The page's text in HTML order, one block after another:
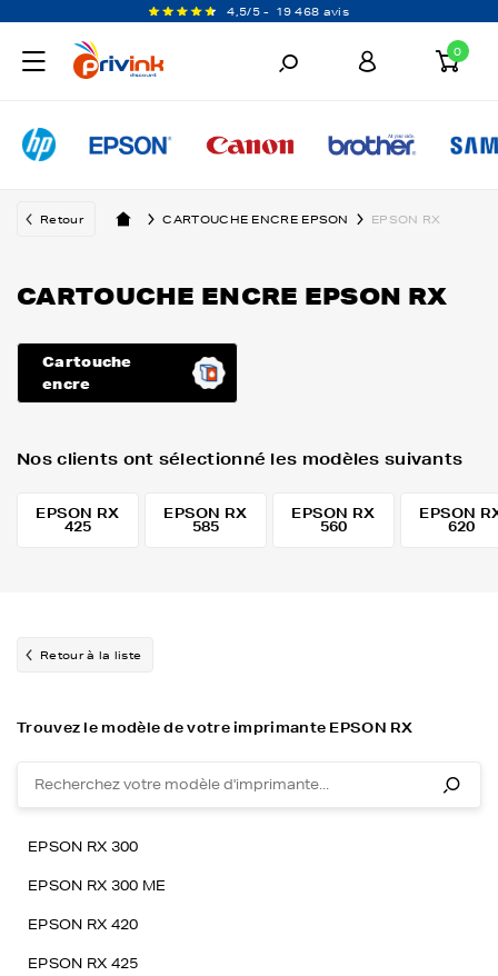
4,5/5 - 19 468 avis
0
Retour CARTOUCHE ENCRE EPSON EPSON RX
CARTOUCHE ENCRE EPSON RX
Cartouche
encre
Nos clients ont sélectionné les modèles suivants
EPSON RX
425
EPSON RX
585
EPSON RX
560
EPSON
620
Retour à la liste
Trouvez le modèle de votre imprimante EPSON RX
EPSON RX 300
EPSON RX 300 ME
EPSON RX 420
EPSON RX 425